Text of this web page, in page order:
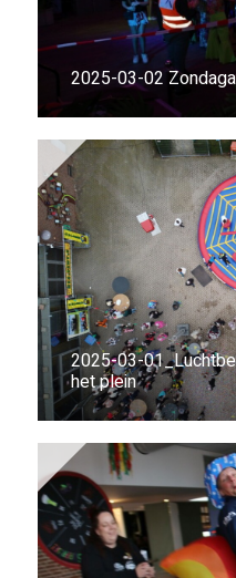
2025-03-02
2025-03-
het plein